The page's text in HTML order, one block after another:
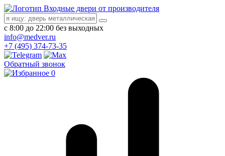
Входные двери от производителя
с 8:00 до 22:00 без выходных
info@medver.ru
+7 (495) 374-73-35
Обратный звонок
0